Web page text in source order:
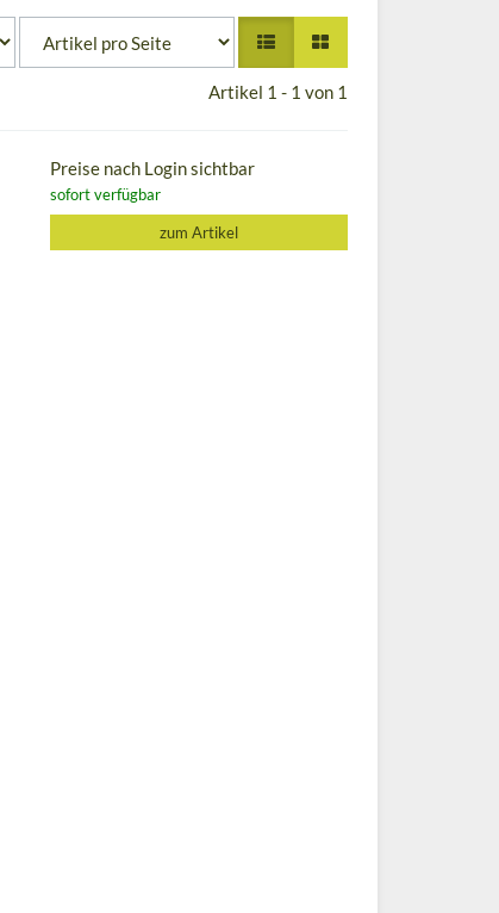
Artikel 1 - 1 von 1
Preise nach Login sichtbar
sofort verfügbar
zum Artikel